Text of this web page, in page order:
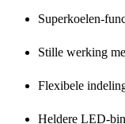
Superkoelen-
Stille werking
Flexibele
Heldere LED-